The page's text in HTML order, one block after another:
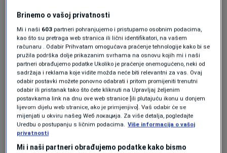
stručnjaka i ekskluzivne intervjue direktno u
svom inboxu
Prijavi se
Brinemo o vašoj privatnosti
Mi i naši 603 partneri pohranjujemo i pristupamo osobnim podacima,
kao što su pretraga web stranica ili lični identifikatori, na vašem
računaru . Odabir Prihvatam omogućava praćenje tehnologije kako bi se
pružila podrška dolje prikazanim svrhama na osnovu kojih mi i naši
partneri obrađujemo podatke Ukoliko je praćenje onemogućeno, neki od
sadržaja i reklama koje vidite možda neće biti relevantni za vas. Ovaj
odabir postavki možete ponovno odabrati i pritom promijeniti trenutni
odabir ili pristanak tako što ćete kliknuti na Upravljaj željenim
postavkama link na dnu ove web stranice [ili plutajuću ikonu u donjem
lijevom dijelu web stranice, ako je primjenjivo]. Vaš odabir će se
mijenjati u okviru našeg Wеб локација. Za više detalja, pogledajte
Uredbu o postupanju s ličnim podacima. Više informacija o vašoj
privatnosti
Mi i naši partneri obrađujemo podatke kako bismo